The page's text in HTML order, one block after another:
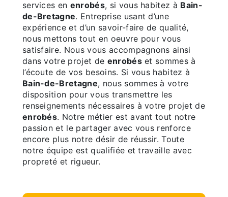
services en enrobés, si vous habitez à Bain-
de-Bretagne. Entreprise usant d’une
expérience et d’un savoir-faire de qualité,
nous mettons tout en oeuvre pour vous
satisfaire. Nous vous accompagnons ainsi
dans votre projet de enrobéset sommes à
l’écoute de vos besoins. Si vous habitez à
Bain-de-Bretagne, nous sommes à votre
disposition pour vous transmettre les
renseignements nécessaires à votre projet de
enrobés. Notre métier est avant tout notre
passion et le partager avec vous renforce
encore plus notre désir de réussir. Toute
notre équipe est qualifiée et travaille avec
propreté et rigueur.